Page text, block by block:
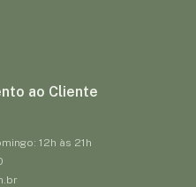
ao Cliente
12h às 21h